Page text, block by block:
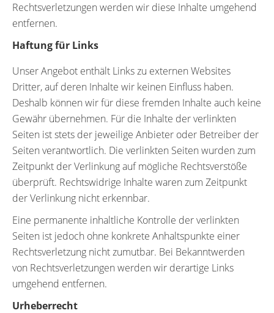
Rechtsverletzungen werden wir diese Inhalte umgehend
entfernen.
Haftung für Links
Unser Angebot enthält Links zu externen Websites
Dritter, auf deren Inhalte wir keinen Einfluss haben.
Deshalb können wir für diese fremden Inhalte auch keine
Gewähr übernehmen. Für die Inhalte der verlinkten
Seiten ist stets der jeweilige Anbieter oder Betreiber der
Seiten verantwortlich. Die verlinkten Seiten wurden zum
Zeitpunkt der Verlinkung auf mögliche Rechtsverstöße
überprüft. Rechtswidrige Inhalte waren zum Zeitpunkt
der Verlinkung nicht erkennbar.
Eine permanente inhaltliche Kontrolle der verlinkten
Seiten ist jedoch ohne konkrete Anhaltspunkte einer
Rechtsverletzung nicht zumutbar. Bei Bekanntwerden
von Rechtsverletzungen werden wir derartige Links
umgehend entfernen.
Urheberrecht